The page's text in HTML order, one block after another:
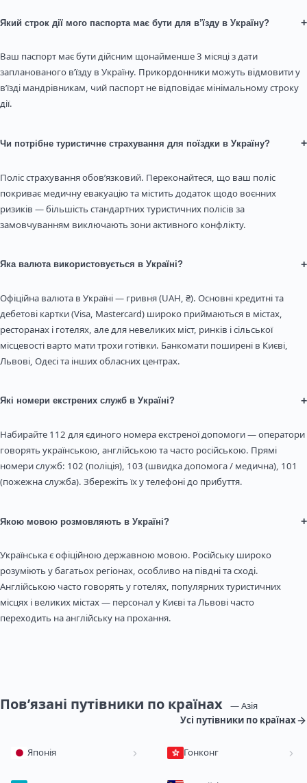
Який строк дії мого паспорта має бути для в’їзду в Україну? +
Ваш паспорт має бути дійсним щонайменше 3 місяці з дати
запланованого в’їзду в Україну. Прикордонники можуть відмовити у
в’їзді мандрівникам, чий паспорт не відповідає мінімальному строку
дії.
Чи потрібне туристичне страхування для поїздки в Україну? +
Поліс страхування обов’язковий. Переконайтеся, що ваш поліс
покриває медичну евакуацію та містить додаток щодо воєнних
ризиків — більшість стандартних туристичних полісів за
замовчуванням виключають зони активного конфлікту.
Яка валюта використовується в Україні? +
Офіційна валюта в Україні — гривня (UAH, ₴). Основні кредитні та
дебетові картки (Visa, Mastercard) широко приймаються в містах,
ресторанах і готелях, але для невеликих міст, ринків і сільської
місцевості варто мати трохи готівки. Банкомати поширені в Києві,
Львові, Одесі та інших обласних центрах.
Які номери екстрених служб в Україні? +
Набирайте 112 для єдиного номера екстреної допомоги — оператори
говорять українською, англійською та часто російською. Прямі
номери служб: 102 (поліція), 103 (швидка допомога / медична), 101
(пожежна служба). Збережіть їх у телефоні до прибуття.
Якою мовою розмовляють в Україні? +
Українська є офіційною державною мовою. Російську широко
розуміють у багатьох регіонах, особливо на півдні та сході.
Англійською часто говорять у готелях, популярних туристичних
місцях і великих містах — персонал у Києві та Львові часто
переходить на англійську на прохання.
Пов’язані путівники по країнах
— Азія
Усі путівники по країнах
Японія Гонконг